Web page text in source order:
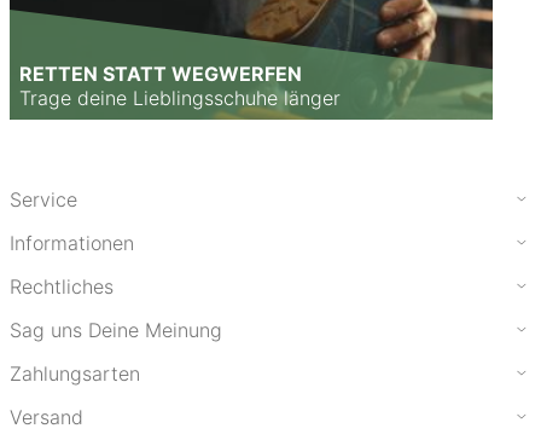
RETTEN STATT WEGWERFEN
Trage deine Lieblingsschuhe länger
Service
Informationen
Rechtliches
Sag uns Deine Meinung
Zahlungsarten
Versand